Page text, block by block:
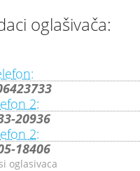
oglašivača:
2:
20936
2:
18406
oglasivaca